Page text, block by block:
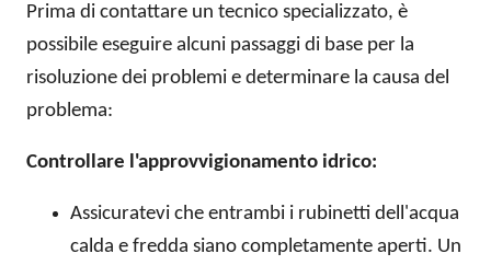
Prima di contattare un tecnico specializzato, è
possibile eseguire alcuni passaggi di base per la
risoluzione dei problemi e determinare la causa del
problema:
Controllare l'approvvigionamento idrico:
Assicuratevi che entrambi i rubinetti dell'acqua
calda e fredda siano completamente aperti. Un